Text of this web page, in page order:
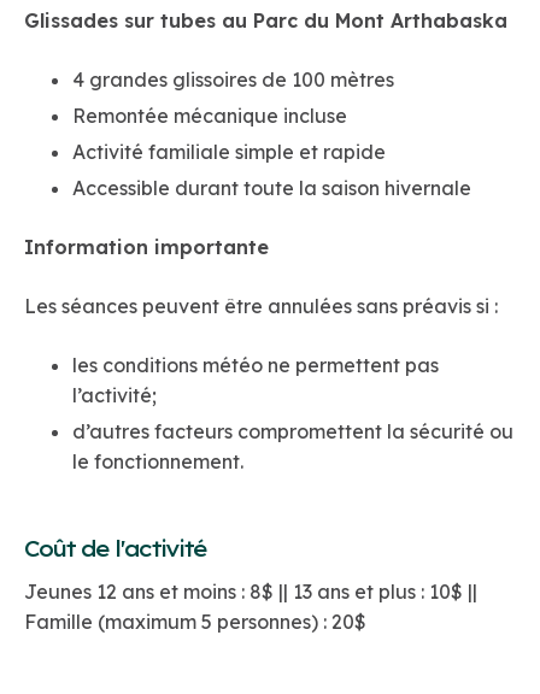
Glissades sur tubes au Parc du Mont Arthabaska
4 grandes glissoires de 100 mètres
Remontée mécanique incluse
Activité familiale simple et rapide
Accessible durant toute la saison hivernale
Information importante
Les séances peuvent être annulées sans préavis si :
les conditions météo ne permettent pas
l’activité;
d’autres facteurs compromettent la sécurité ou
le fonctionnement.
Coût de l'activité
Jeunes 12 ans et moins : 8$ || 13 ans et plus : 10$ ||
Famille (maximum 5 personnes) : 20$